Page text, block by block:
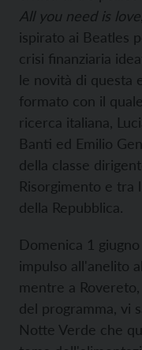
All you need is love
ispirato ai Beatles
crisi finanziaria
le novità di questa
formato con il
ricerca italiana,
Banti ed Emilio
della classe
Risorgimento e tra
della Repubblica.
Domenica 1
impulso all'anelito
mentre a
del programma, vi
Notte Verde che